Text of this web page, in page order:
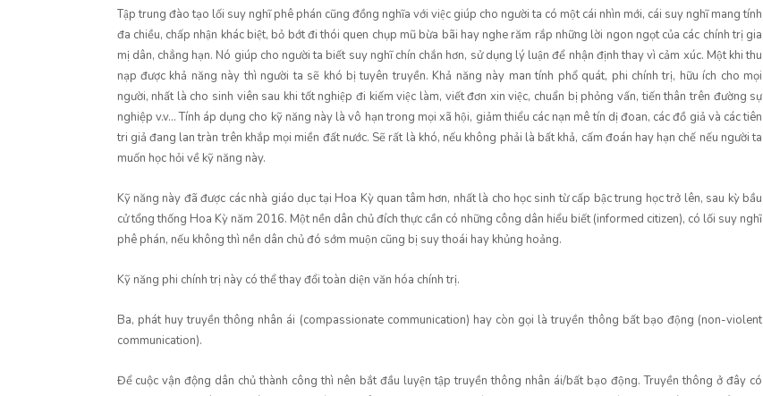
Tập trung đào tạo lối suy nghĩ phê phán cũng đồng nghĩa với việc giúp cho người ta có một cái nhìn mới, cái suy nghĩ mang tính
đa chiều, chấp nhận khác biệt, bỏ bớt đi thói quen chụp mũ bừa bãi hay nghe răm rắp những lời ngon ngọt của các chính trị gia
mị dân, chẳng hạn. Nó giúp cho người ta biết suy nghĩ chín chắn hơn, sử dụng lý luận để nhận định thay vì cảm xúc. Một khi thu
nạp được khả năng này thì người ta sẽ khó bị tuyên truyền. Khả năng này man tính phổ quát, phi chính trị, hữu ích cho mọi
người, nhất là cho sinh viên sau khi tốt nghiệp đi kiếm việc làm, viết đơn xin việc, chuẩn bị phỏng vấn, tiến thân trên đường sự
nghiệp v.v... Tính áp dụng cho kỹ năng này là vô hạn trong mọi xã hội, giảm thiểu các nạn mê tín dị đoan, các đồ giả và các tiên
tri giả đang lan tràn trên khắp mọi miền đất nước. Sẽ rất là khó, nếu không phải là bất khả, cấm đoán hay hạn chế nếu người ta
muốn học hỏi về kỹ năng này.
Kỹ năng này đã được các nhà giáo dục tại Hoa Kỳ quan tâm hơn, nhất là cho học sinh từ cấp bậc trung học trở lên, sau kỳ bầu
cử tổng thống Hoa Kỳ năm 2016. Một nền dân chủ đích thực cần có những công dân hiểu biết (informed citizen), có lối suy nghĩ
phê phán, nếu không thì nền dân chủ đó sớm muộn cũng bị suy thoái hay khủng hoảng.
Kỹ năng phi chính trị này có thể thay đổi toàn diện văn hóa chính trị.
Ba, phát huy truyền thông nhân ái (compassionate communication) hay còn gọi là truyền thông bất bạo động (non-violent
communication).
Để cuộc vận động dân chủ thành công thì nên bắt đầu luyện tập truyền thông nhân ái/bất bạo động. Truyền thông ở đây có